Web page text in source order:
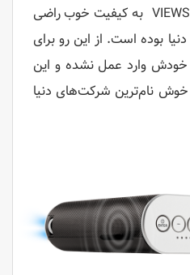
به کیفیت خوب راضی
بوده است. از این رو برای
وارد عمل نشده و این
خوش نام‌ترین شرکت‌های دنیا